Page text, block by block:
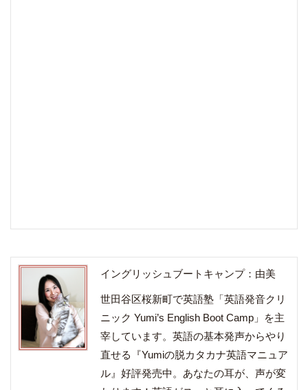
イングリッシュブートキャンプ：由美
世田谷区桜新町で英語塾「英語発音クリ
ニック Yumi’s English Boot Camp」を主
宰しています。英語の基本発声からやり
直せる『Yumiの脱カタカナ英語マニュア
ル』好評発売中。あなたの耳が、声が変